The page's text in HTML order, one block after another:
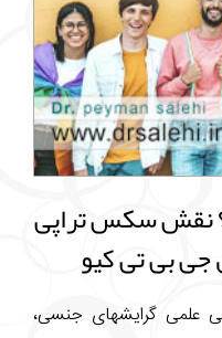
نقش سکس تراپی
جی بی تی کیو
گرایشهای جنسی،